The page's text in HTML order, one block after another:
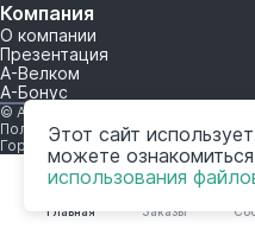
Главная Заказы
Компания
О компании
Презентация
А-Велком
А-Бонус
© A-AC.RU 2015-2026. Все права
Политика обработки
Горячая линия корпоративного
Этот сайт
можете
использования